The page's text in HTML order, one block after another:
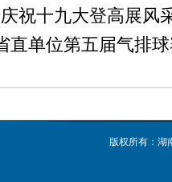
祝十九大登高展风
直单位第五届气排
版权所有：湖